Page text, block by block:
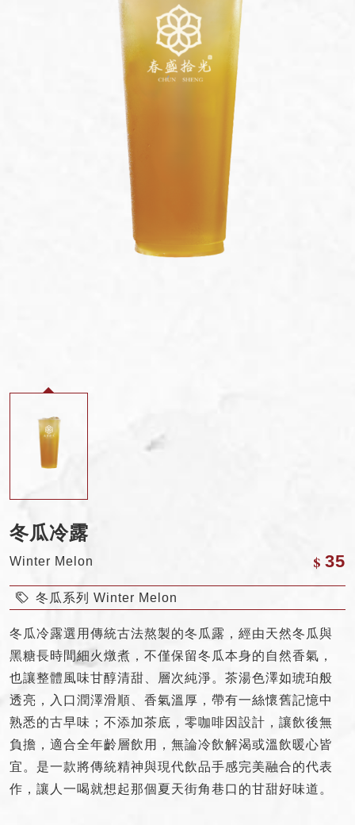
Drinks Menu
Brand Story
Drink Reading
News
Franchise
冬瓜冷露
Winter Melon $ 35
冬瓜系列 Winter Melon
冬瓜冷露選用傳統古法熬製的冬瓜露，經由天然冬瓜與
黑糖長時間細火燉煮，不僅保留冬瓜本身的自然香氣，
也讓整體風味甘醇清甜、層次純淨。茶湯色澤如琥珀般
透亮，入口潤澤滑順、香氣溫厚，帶有一絲懷舊記憶中
熟悉的古早味；不添加茶底，零咖啡因設計，讓飲後無
負擔，適合全年齡層飲用，無論冷飲解渴或溫飲暖心皆
宜。是一款將傳統精神與現代飲品手感完美融合的代表
作，讓人一喝就想起那個夏天街角巷口的甘甜好味道。